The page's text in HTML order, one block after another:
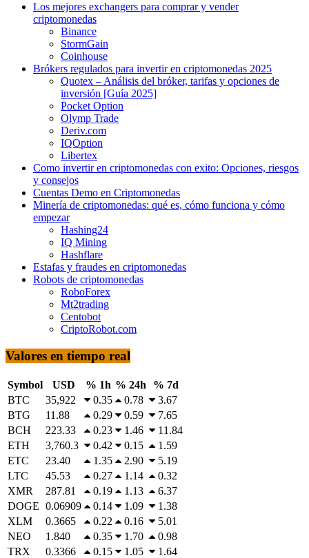
Los mejores exchangers para comprar y vender
criptomonedas
Binance
StormGain
Coinhouse
Brókers regulados para invertir en criptomonedas 2025
Quotex – Análisis del bróker, tarifas y opciones de
inversión [Guía 2025]
Pocket Option
Olymp Trade
Deriv.com
IQOption
Libertex
Como invertir en criptomonedas con exito: Opciones, riesgos
y consejos
Cuentas Demo en Criptomonedas
Minería de criptomonedas: qué es, cómo funciona y cómo
empezar
Hashing24
IQ Mining
Hashflare
Estafas y fraudes en criptomonedas
Robots de criptomonedas
RoboForex
Mt2trading
Centobot
CriptoRobot.com
Valores en tiempo real
Symbol USD % 1h % 24h
% 7d
BTC
35,922 0.35 0.78
3.67
BTG
11.88 0.29 0.59
7.65
BCH
223.33 0.23 1.46
11.84
ETH
3,760.3 0.42 0.15
1.59
ETC
23.40 1.35 2.90
5.19
LTC
45.53 0.27 1.14
0.32
XMR
287.81 0.19 1.13
6.37
DOGE 0.06909 0.14 1.09
1.38
XLM
0.3665 0.22 0.16
5.01
NEO
1.840 0.35 1.70
0.98
TRX
0.3366 0.15 1.05
1.64